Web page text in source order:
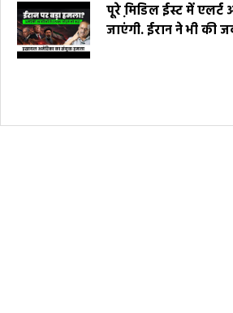
पूरे मि़डिल ईस्ट में एलर्ट
जाएंगी. ईरान ने भी की